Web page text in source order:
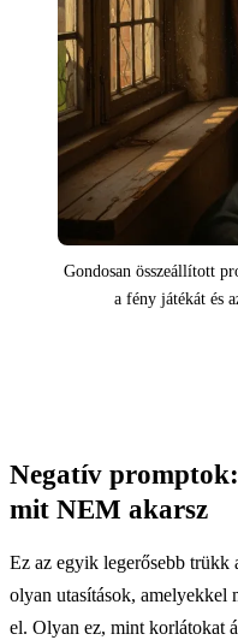
Gondosan összeállított
a fény játékát és
Negatív
mit NEM akarsz
Ez az egyik legerősebb
olyan utasítások, amelyekkel
el. Olyan ez, mint korlátokat